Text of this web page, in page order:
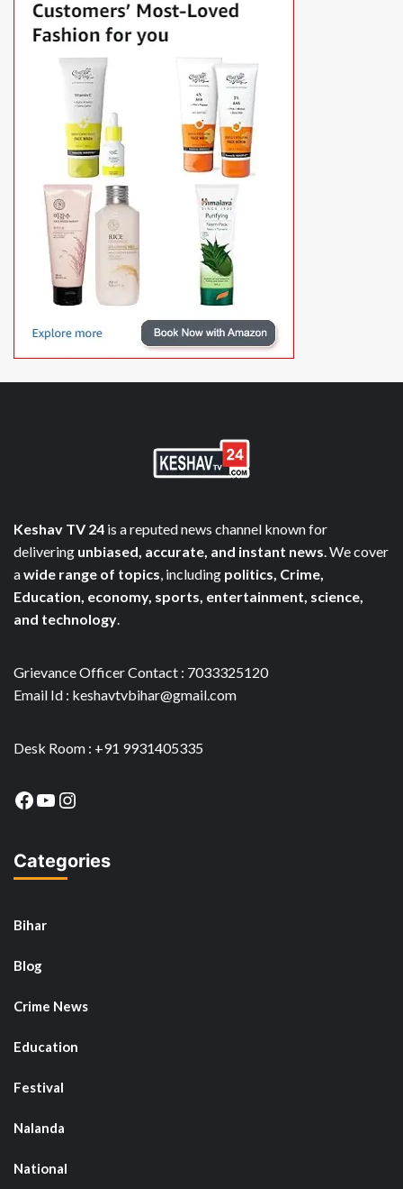
Keshav TV 24 is a reputed news channel known for
delivering unbiased, accurate, and instant news. We cover
awide range of topics, including politics, Crime,
Education, economy, sports, entertainment, science,
and technology.
Grievance Officer Contact : 7033325120
Email Id : keshavtvbihar@gmail.com
Desk Room : +91 9931405335
Facebook
YouTube
Instagram
Categories
Bihar
Blog
Crime News
Education
Festival
Nalanda
National